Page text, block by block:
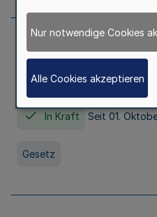
Gesetz über die
Nordrhein-
HG)
In Kraft Seit 01.
Gesetz
Nur notwendige Cookies
Alle Cookies akzeptieren